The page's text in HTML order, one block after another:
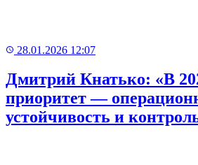
28.01.2026 12:07
Дмитрий Кнатько: «В
приоритет —
устойчивость и